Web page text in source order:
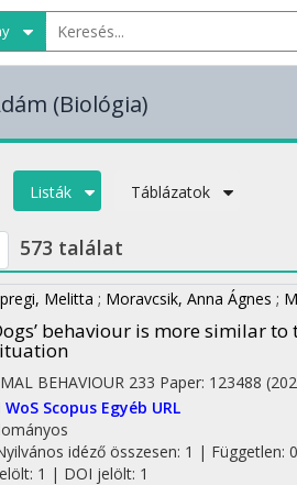
(Biológia)
Listák Táblázatok
573 találat
Melitta ; Moravcsik, Anna Ágnes ;
behaviour is more similar
BEHAVIOUR 233 Paper: 123488
WoS Scopus Egyéb URL
idéző összesen: 1 | Független:
1 | DOI jelölt: 1